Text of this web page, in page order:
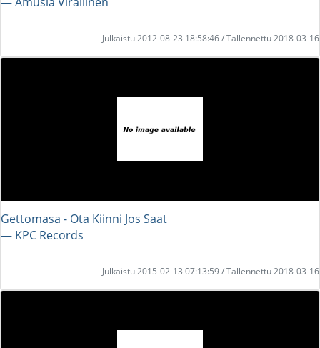
Julkaistu 2012-08-23 18:58:46 / Tallennettu 2018-03-16
Gettomasa - Ota Kiinni Jos Saat
― KPC Records
Julkaistu 2015-02-13 07:13:59 / Tallennettu 2018-03-16